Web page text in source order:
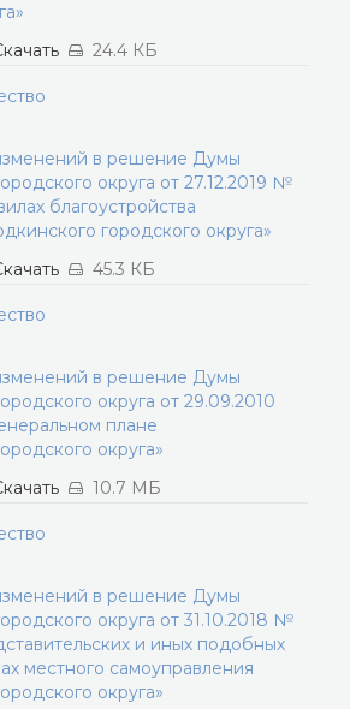
24.4 КБ
в решение Думы
округа от 27.12.2019 №
благоустройства
городского округа»
45.3 КБ
в решение Думы
округа от 29.09.2010
плане
округа»
10.7 МБ
в решение Думы
округа от 31.10.2018 №
и иных подобных
местного самоуправления
округа»